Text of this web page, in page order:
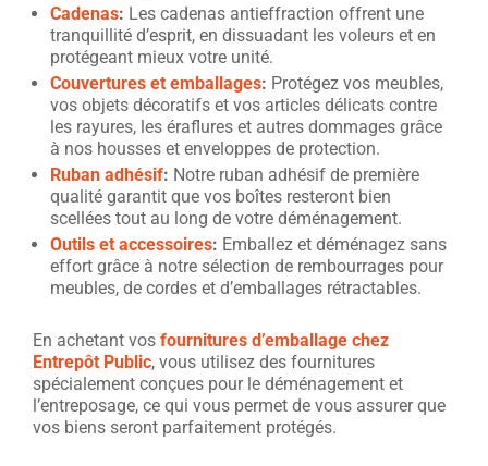
Cadenas: Les cadenas antieffraction offrent une
tranquillité d’esprit, en dissuadant les voleurs et en
protégeant mieux votre unité.
Couvertures et emballages: Protégez vos meubles,
vos objets décoratifs et vos articles délicats contre
les rayures, les éraflures et autres dommages grâce
à nos housses et enveloppes de protection.
Ruban adhésif: Notre ruban adhésif de première
qualité garantit que vos boîtes resteront bien
scellées tout au long de votre déménagement.
Outils et accessoires: Emballez et déménagez sans
effort grâce à notre sélection de rembourrages pour
meubles, de cordes et d’emballages rétractables.
En achetant vos fournitures d’emballage chez
Entrepôt Public, vous utilisez des fournitures
spécialement conçues pour le déménagement et
l’entreposage, ce qui vous permet de vous assurer que
vos biens seront parfaitement protégés.